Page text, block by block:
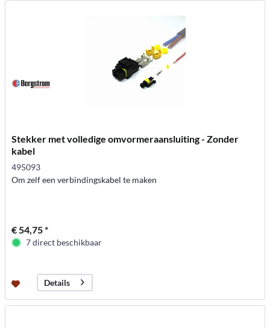
Stekker met volledige omvormeraansluiting - Zonder
kabel
495093
Om zelf een verbindingskabel te maken
€ 54,75 *
7 direct beschikbaar
Details